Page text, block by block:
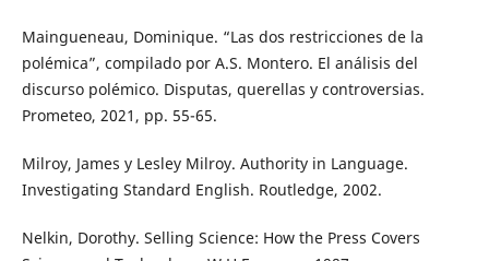
Maingueneau, Dominique. “Las dos restricciones de la
polémica”, compilado por A.S. Montero. El análisis del
discurso polémico. Disputas, querellas y controversias.
Prometeo, 2021, pp. 55-65.
Milroy, James y Lesley Milroy. Authority in Language.
Investigating Standard English. Routledge, 2002.
Nelkin, Dorothy. Selling Science: How the Press Covers